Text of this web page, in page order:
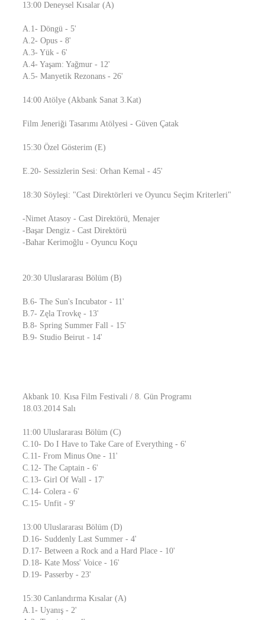
13:00 Deneysel Kısalar (A)
A.1- Döngü - 5'
A.2- Opus - 8'
A.3- Yük - 6'
A.4- Yaşam: Yağmur - 12'
A.5- Manyetik Rezonans - 26'
14:00 Atölye (Akbank Sanat 3.Kat)
Film Jeneriği Tasarımı Atölyesi - Güven Çatak
15:30 Özel Gösterim (E)
E.20- Sessizlerin Sesi: Orhan Kemal - 45'
18:30 Söyleşi: "Cast Direktörleri ve Oyuncu Seçim Kriterleri"
-Nimet Atasoy - Cast Direktörü, Menajer
-Başar Dengiz - Cast Direktörü
-Bahar Kerimoğlu - Oyuncu Koçu
20:30 Uluslararası Bölüm (B)
B.6- The Sun's Incubator - 11'
B.7- Zęla Trovkę - 13'
B.8- Spring Summer Fall - 15'
B.9- Studio Beirut - 14'
Akbank 10. Kısa Film Festivali / 8. Gün Programı
18.03.2014 Salı
11:00 Uluslararası Bölüm (C)
C.10- Do I Have to Take Care of Everything - 6'
C.11- From Minus One - 11'
C.12- The Captain - 6'
C.13- Girl Of Wall - 17'
C.14- Colera - 6'
C.15- Unfit - 9'
13:00 Uluslararası Bölüm (D)
D.16- Suddenly Last Summer - 4'
D.17- Between a Rock and a Hard Place - 10'
D.18- Kate Moss' Voice - 16'
D.19- Passerby - 23'
15:30 Canlandırma Kısalar (A)
A.1- Uyanış - 2'